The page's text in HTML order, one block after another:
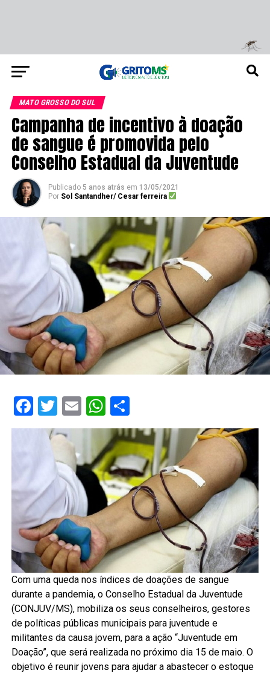
MATO GROSSO DO SUL
Campanha de incentivo à doação
de sangue é promovida pelo
Conselho Estadual da Juventude
Publicado 5 anos atrás em 13/05/2021
Por Sol Santandher/ Cesar ferreira
Facebook
Twitter
EmailWhatsApp
Share
Com uma queda nos índices de doações de sangue
durante a pandemia, o Conselho Estadual da Juventude
(CONJUV/MS), mobiliza os seus conselheiros, gestores
de políticas públicas municipais para juventude e
militantes da causa jovem, para a ação “Juventude em
Doação”, que será realizada no próximo dia 15 de maio. O
objetivo é reunir jovens para ajudar a abastecer o estoque